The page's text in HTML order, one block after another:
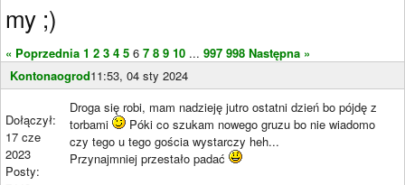
my ;)
« Poprzednia 1 2 3 4 5 6 7 8 9 10 ... 997 998 Następna »
Kontonaogrod11:53, 04 sty 2024
Dołączył:
17 cze
2023
Posty:
Droga się robi, mam nadzieję jutro ostatni dzień bo pójdę z
torbami
Póki co szukam nowego gruzu bo nie wiadomo
czy tego u tego gościa wystarczy heh...
Przynajmniej przestało padać